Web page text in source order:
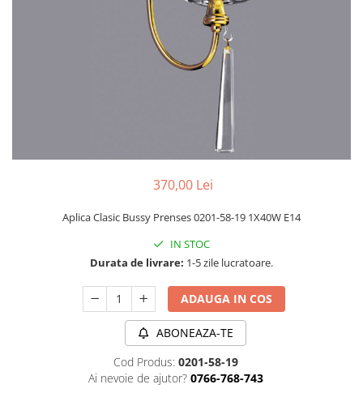
MINI SPOTURI MAGNETICE &
SUSPENSII VINTAGE
ACCESORII & CABLU VINTAGE
PLAFONIERE COPII
370,00 Lei
Aplica Clasic Bussy Prenses 0201-58-19 1X40W E14
IN STOC
Durata de livrare: 1-5 zile lucratoare.
ADAUGA IN COS
ABONEAZA-TE
Cod Produs: 0201-58-19
Ai nevoie de ajutor? 0766-768-743